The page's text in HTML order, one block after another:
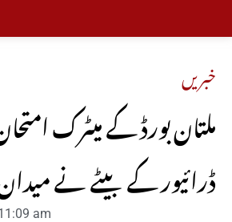
خبریں
ملتان بورڈ کے میٹرک
ڈرائیور کے بیٹے نے میدان
am